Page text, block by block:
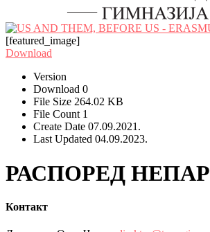
[featured_image]
Download
Version
Download 0
File Size 264.02 KB
File Count 1
Create Date 07.09.2021.
Last Updated 04.09.2023.
РАСПОРЕД
Контакт